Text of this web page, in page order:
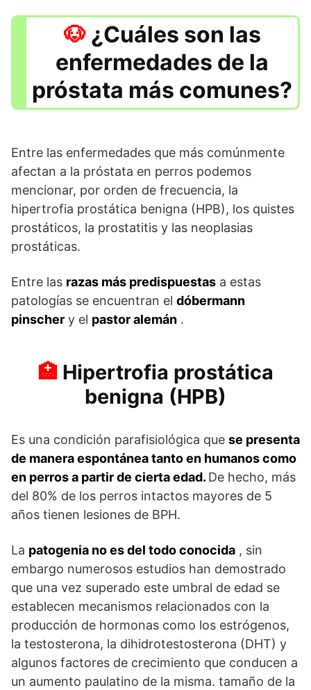
¿Cuáles son las
enfermedades de la
próstata más comunes?
Entre las enfermedades que más comúnmente
afectan a la próstata en perros podemos
mencionar, por orden de frecuencia, la
hipertrofia prostática benigna (HPB), los quistes
prostáticos, la prostatitis y las neoplasias
prostáticas.
Entre las razas más predispuestas a estas
patologías se encuentran el dóbermann
pinscher y el pastor alemán .
Hipertrofia prostática
benigna (HPB)
Es una condición parafisiológica que se presenta
de manera espontánea tanto en humanos como
en perros a partir de cierta edad. De hecho, más
del 80% de los perros intactos mayores de 5
años tienen lesiones de BPH.
La patogenia no es del todo conocida , sin
embargo numerosos estudios han demostrado
que una vez superado este umbral de edad se
establecen mecanismos relacionados con la
producción de hormonas como los estrógenos,
la testosterona, la dihidrotestosterona (DHT) y
algunos factores de crecimiento que conducen a
un aumento paulatino de la misma. tamaño de la